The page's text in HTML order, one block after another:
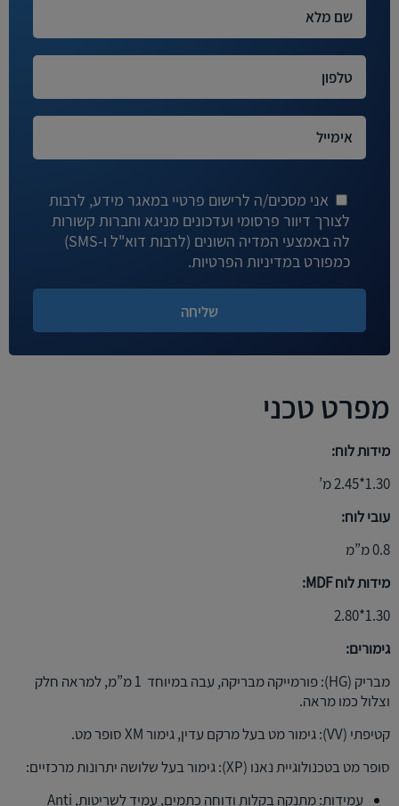
אני מסכים/ה לרישום פרטיי במאגר מידע, לרבות
לצורך דיוור פרסומי ועדכונים מניגא וחברות קשורות
לה באמצעי המדיה השונים (לרבות דוא"ל ו-SMS)
כמפורט במדיניות הפרטיות.
מפרט טכני
מידות לוח:
1.30*2.45 מ’
עובי לוח:
0.8 מ”מ
מידות לוח MDF:
1.30*2.80
גימורים:
מבריק (HG): פורמייקה מבריקה, עבה במיוחד 1 מ”מ, למראה חלק
וצלול כמו מראה.
קטיפתי (VV): גימור מט בעל מרקם עדין, גימור XM סופר מט.
סופר מט בטכנולוגיית נאנו (XP): גימור בעל שלושה יתרונות מרכזיים:
עמידות: מתנקה בקלות ודוחה כתמים, עמיד לשריטות, Anti